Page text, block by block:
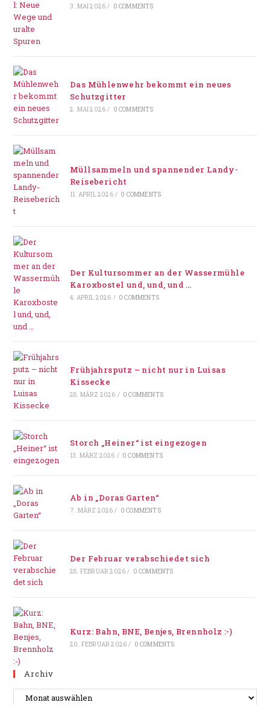
3. MAI 2026 / 0 COMMENTS
Das Mühlenwehr bekommt ein neues
Schutzgitter
2. MAI 2026 / 0 COMMENTS
Müllsammeln und spannender Landy-
Reisebericht
11. APRIL 2026 / 0 COMMENTS
Der Kultursommer an der Wassermühle
Karoxbostel und, und, und …
4. APRIL 2026 / 0 COMMENTS
Frühjahrsputz – nicht nur in Luisas
Kissecke
28. MÄRZ 2026 / 0 COMMENTS
Storch „Heiner“ ist eingezogen
13. MÄRZ 2026 / 0 COMMENTS
Ab in „Doras Garten“
7. MÄRZ 2026 / 0 COMMENTS
Der Februar verabschiedet sich
28. FEBRUAR 2026 / 0 COMMENTS
Kurz: Bahn, BNE, Benjes, Brennholz :-)
20. FEBRUAR 2026 / 0 COMMENTS
Archiv